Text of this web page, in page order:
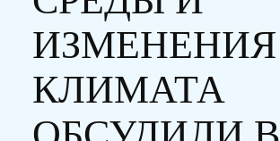
ИЗМЕНЕНИЯ
КЛИМАТА